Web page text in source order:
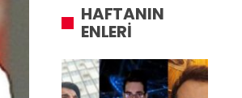
HAFTANIN
ENLERİ